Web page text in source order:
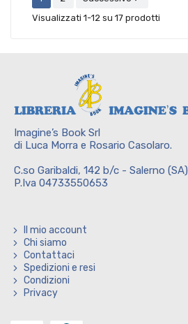
Visualizzati 1-12 su 17 prodotti
Imagine’s Book Srl
di Luca Morra e Rosario Casolaro.
C.so Garibaldi, 142 b/c - Salerno (SA)
P.Iva 04733550653
Il mio account
Chi siamo
Contattaci
Spedizioni e resi
Condizioni
Privacy